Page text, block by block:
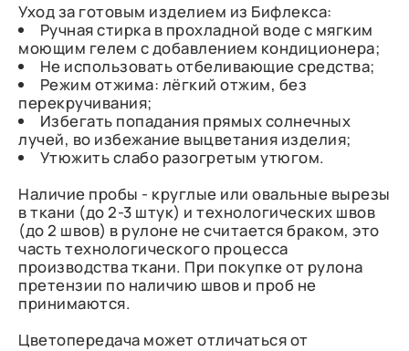
Уход за готовым изделием из Бифлекса:
Ручная стирка в прохладной воде с мягким
моющим гелем с добавлением кондиционера;
Не использовать отбеливающие средства;
Режим отжима: лёгкий отжим, без
перекручивания;
Избегать попадания прямых солнечных
лучей, во избежание выцветания изделия;
Утюжить слабо разогретым утюгом.
Наличие пробы - круглые или овальные вырезы
в ткани (до 2-3 штук) и технологических швов
(до 2 швов) в рулоне не считается браком, это
часть технологического процесса
производства ткани. При покупке от рулона
претензии по наличию швов и проб не
принимаются.
Цветопередача может отличаться от